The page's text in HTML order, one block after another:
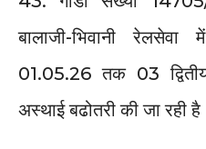
बालाजी-भिवानी
01.05.26 तक 03
अस्थाई बढोतरी की जा रही